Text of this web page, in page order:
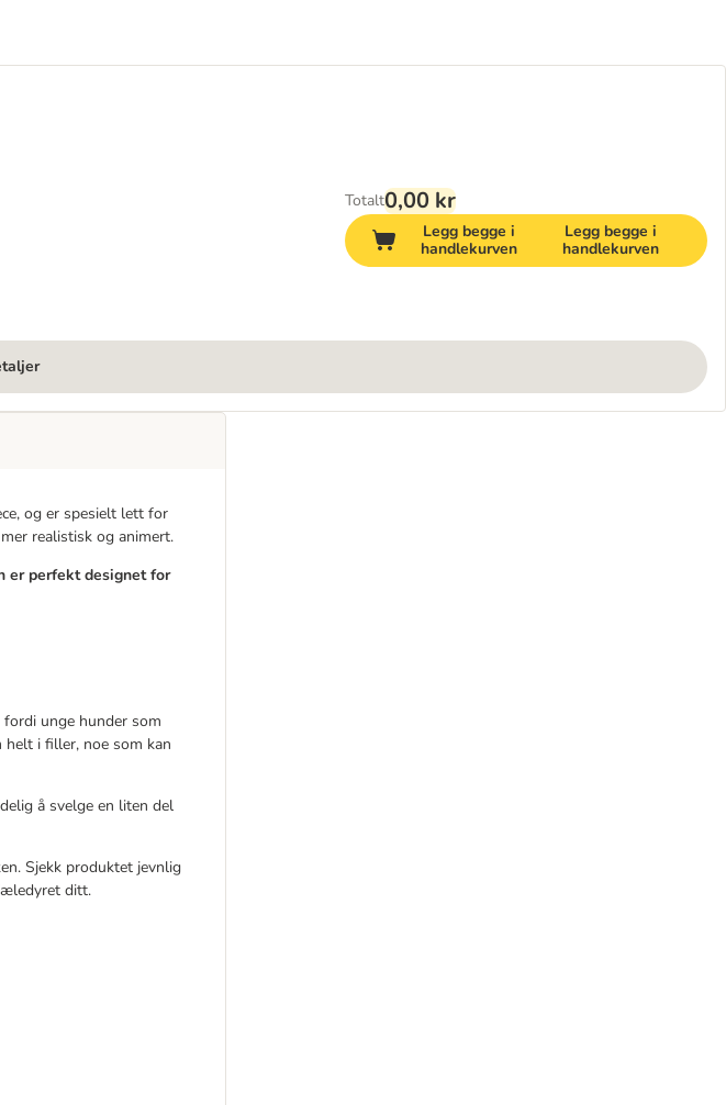
Totalt0,00 kr
Legg begge i
handlekurven
Legg begge i
handlekurven
og er spesielt lett for
realistisk og animert.
er perfekt designet for
fordi unge hunder som
helt i filler, noe som kan
å svelge en liten del
Sjekk produktet jevnlig
ditt.